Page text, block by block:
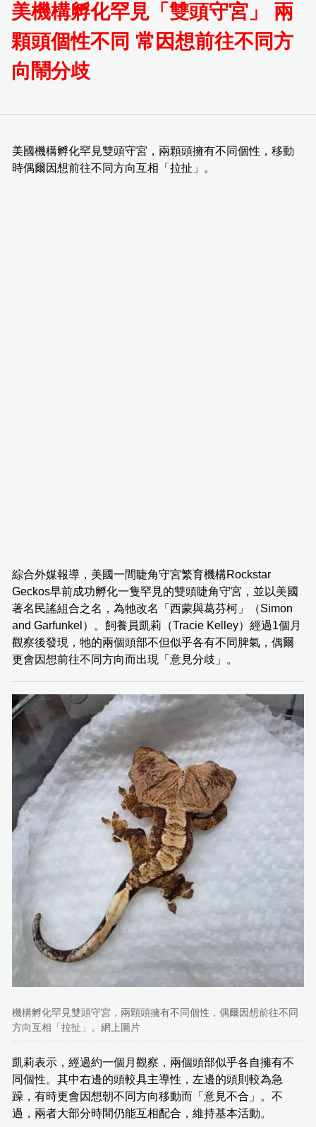
美機構孵化罕見「雙頭守宮」 兩
顆頭個性不同 常因想前往不同方
向鬧分歧
美國機構孵化罕見雙頭守宮，兩顆頭擁有不同個性，移動
時偶爾因想前往不同方向互相「拉扯」。
綜合外媒報導，美國一間睫角守宮繁育機構Rockstar
Geckos早前成功孵化一隻罕見的雙頭睫角守宮，並以美國
著名民謠組合之名，為牠改名「西蒙與葛芬柯」（Simon
and Garfunkel）。飼養員凱莉（Tracie Kelley）經過1個月
觀察後發現，牠的兩個頭部不但似乎各有不同脾氣，偶爾
更會因想前往不同方向而出現「意見分歧」。
機構孵化罕見雙頭守宮，兩顆頭擁有不同個性，偶爾因想前往不同
方向互相「拉扯」。網上圖片
凱莉表示，經過約一個月觀察，兩個頭部似乎各自擁有不
同個性。其中右邊的頭較具主導性，左邊的頭則較為急
躁，有時更會因想朝不同方向移動而「意見不合」。不
過，兩者大部分時間仍能互相配合，維持基本活動。